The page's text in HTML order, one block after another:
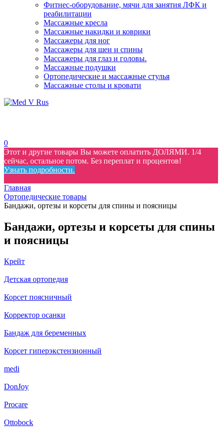
Фитнес-оборудование, мячи для занятия ЛФК и
реабилитации
Массажные кресла
Массажные накидки и коврики
Массажеры для ног
Массажеры для шеи и спины
Массажеры для глаз и головы.
Массажные подушки
Ортопедические и массажные стулья
Массажные столы и кровати
0
Этот и другие товары Вы можете оплатить ДОЛЯМИ. 1/4
сейчас, остальное потом. Без переплат и процентов!
Узнать подробности.
Главная
Ортопедические товары
Бандажи, ортезы и корсеты для спины и поясницы
Бандажи, ортезы и корсеты для спины
и поясницы
Крейт
Детская ортопедия
Корсет поясничный
Корректор осанки
Бандаж для беременных
Корсет гиперэкстензионный
medi
DonJoy
Procare
Ottobock